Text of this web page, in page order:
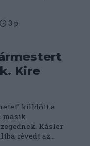
3 p
Kire
küldött a
másik
Kásler
révedt az...